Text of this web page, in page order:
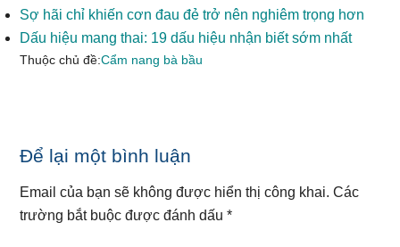
Sợ hãi chỉ khiến cơn đau đẻ trở nên nghiêm trọng hơn
Dấu hiệu mang thai: 19 dấu hiệu nhận biết sớm nhất
Thuộc chủ đề:Cẩm nang bà bầu
Reader
Interactions
Để lại một bình luận
Email của bạn sẽ không được hiển thị công khai. Các
trường bắt buộc được đánh dấu*